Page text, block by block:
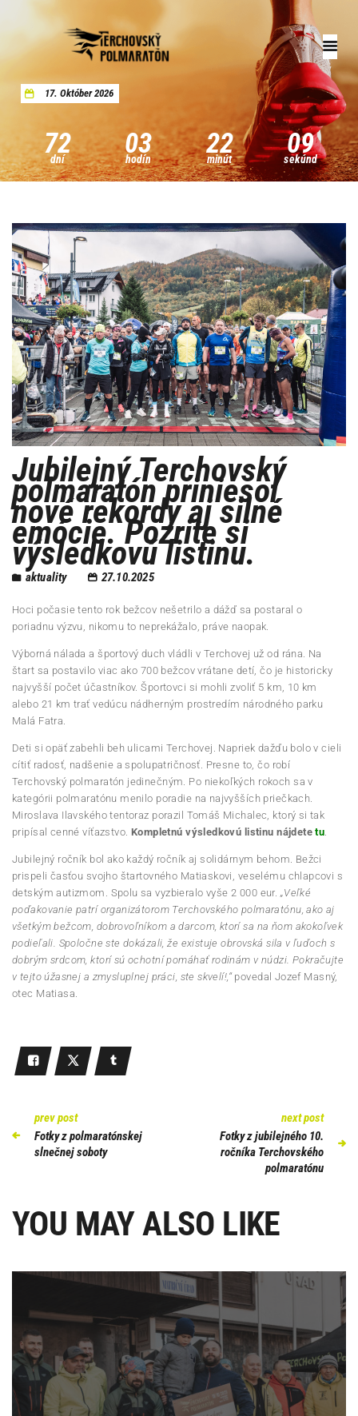
17. Október 2026
72
dní 03
hodín 22
minút 08
sekúnd
Úvod
Registrácia
Aktuality
Archív
Kontakty
Jubilejný Terchovský
polmaratón priniesol
nové rekordy aj silné
emócie. Pozrite si
výsledkovú listinu.
aktuality 27.10.2025
Hoci počasie tento rok bežcov nešetrilo a dážď sa postaral o
poriadnu výzvu, nikomu to neprekážalo, práve naopak.
Výborná nálada a športový duch vládli v Terchovej už od rána. Na
štart sa postavilo viac ako 700 bežcov vrátane detí, čo je historicky
najvyšší počet účastníkov. Športovci si mohli zvoliť 5 km, 10 km
alebo 21 km trať vedúcu nádherným prostredím národného parku
Malá Fatra.
Deti si opäť zabehli beh ulicami Terchovej. Napriek dažďu bolo v cieli
cítiť radosť, nadšenie a spolupatričnosť. Presne to, čo robí
Terchovský polmaratón jedinečným. Po niekoľkých rokoch sa v
kategórii polmaratónu menilo poradie na najvyšších priečkach.
Miroslava Ilavského tentoraz porazil Tomáš Michalec, ktorý si tak
pripísal cenné víťazstvo. Kompletnú výsledkovú listinu nájdete tu
Jubilejný ročník bol ako každý ročník aj solidárnym behom. Bežci
prispeli časťou svojho štartovného Matiaskovi, veselému chlapcovi s
detským autizmom. Spolu sa vyzbieralo vyše 2 000 eur. „Veľké
poďakovanie patrí organizátorom Terchovského polmaratónu, ako aj
všetkým bežcom, dobrovoľníkom a darcom, ktorí sa na ňom akokoľvek
podieľali. Spoločne ste dokázali, že existuje obrovská sila v ľuďoch s
dobrým srdcom, ktorí sú ochotní pomáhať rodinám v núdzi. Pokračujte
v tejto úžasnej a zmysluplnej práci, ste skvelí!,“povedal Jozef Masný,
otec Matiasa.
prev post
Fotky z polmaratónskej
slnečnej soboty
next post
Fotky z jubilejného 10.
ročníka Terchovského
polmaratónu
YOU MAY ALSO LIKE